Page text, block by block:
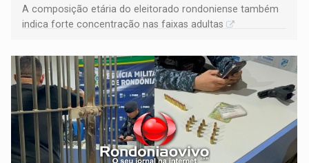
A composição etária do eleitorado rondoniense também
indica forte concentração nas faixas adultas